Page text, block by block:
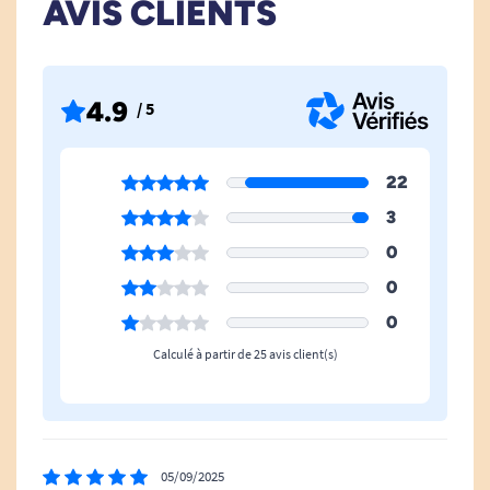
(vertical).
Distance de détection: jusqu'à 2 M.
Dimensions : 8,5 x 2,8 x 10 cm.
Matière : ABS.
AVIS CLIENTS
4.9 / 5
22
3
0
0
0
Calculé à partir de 25 avis client(s)
05/09/2025